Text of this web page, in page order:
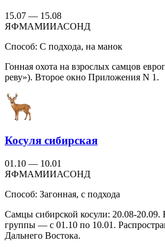
15.07 — 15.08
ЯФМАМИИАСОНД
Способ: С подхода, на манок
Гонная охота на взрослых самцов
реву»). Второе окно Приложения N 1.
Косуля сибирская
01.10 — 10.01
ЯФМАМИИАСОНД
Способ: Загонная, с подхода
Самцы сибирской косули: 20.08-20.09.
группы — с 01.10 по 10.01.
Дальнего Востока.